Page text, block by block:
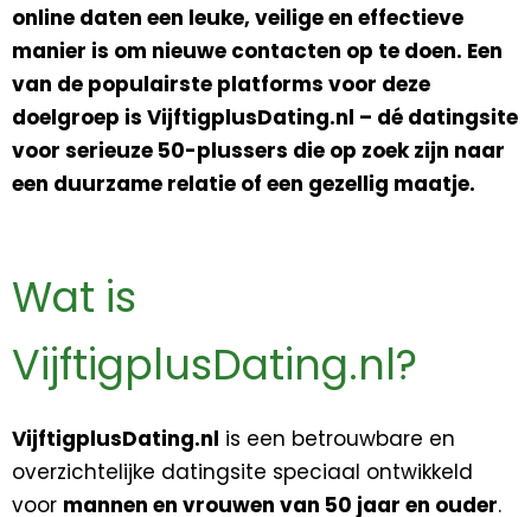
online daten een leuke, veilige en effectieve
manier is om nieuwe contacten op te doen. Een
van de populairste platforms voor deze
doelgroep is VijftigplusDating.nl – dé datingsite
voor serieuze 50-plussers die op zoek zijn naar
een duurzame relatie of een gezellig maatje.
Wat is
VijftigplusDating.nl?
VijftigplusDating.nl is een betrouwbare en
overzichtelijke datingsite speciaal ontwikkeld
voor mannen en vrouwen van 50 jaar en ouder.